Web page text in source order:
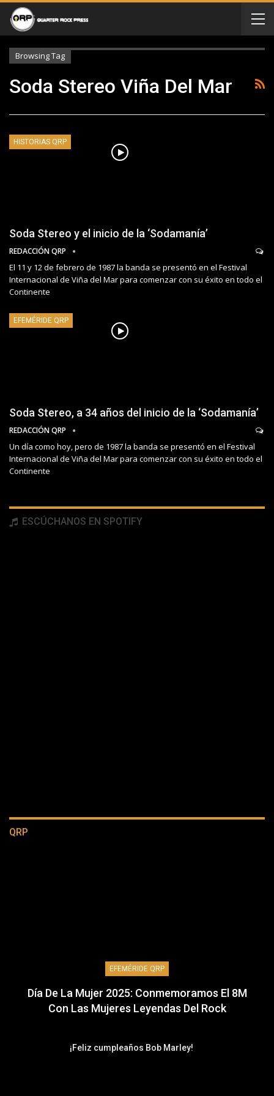
Browsing Tag
Soda Stereo Viña Del Mar
HISTORIAS QRP
Soda Stereo y el inicio de la ‘Sodamanía’
REDACCIÓN QRP
El 11 y 12 de febrero de 1987 la banda se presentó en el Festival
Internacional de Viña del Mar para comenzar con su éxito en todo el
Continente
EFEMÉRIDE QRP
Soda Stereo, a 34 años del inicio de la ‘Sodamanía’
REDACCIÓN QRP
Un día como hoy, pero de 1987 la banda se presentó en el Festival
Internacional de Viña del Mar para comenzar con su éxito en todo el
Continente
ESCÚCHANOS EN SPOTIFY
QRP
EFEMÉRIDE QRP
Día De La Mujer 2025: Conmemoramos El 8M
Con Las Mujeres Leyendas Del Rock
¡Feliz cumpleaños Bob Marley!